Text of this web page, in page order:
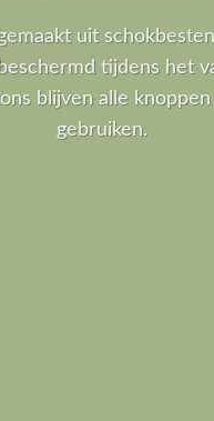
uit
tijdens het
blijven alle
gebruiken.